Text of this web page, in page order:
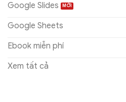
Google Slides
Google Sheets
Ebook miễn phí
Xem tất cả